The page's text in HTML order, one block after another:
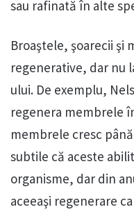
sau rafinată în alte
Broaştele, şoarecii şi
regenerative, dar nu
ului. De exemplu,
regenera membrele
membrele cresc
subtile că aceste
organisme, dar din
aceeaşi regenerare